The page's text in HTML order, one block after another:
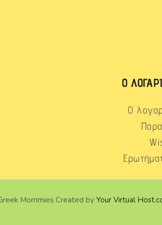
Ο
Ο
Mommies Created byYour Virtual